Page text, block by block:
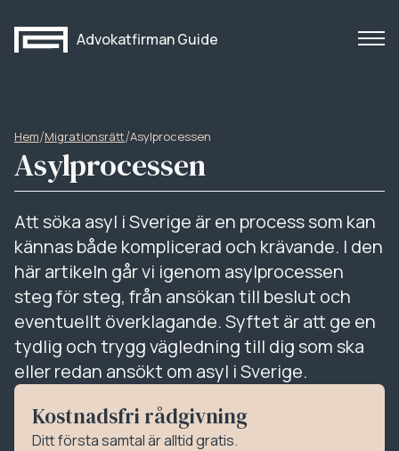
Advokatfirman Guide
Hem/Migrationsrätt/Asylprocessen
Asylprocessen
Att söka asyl i Sverige är en process som kan
kännas både komplicerad och krävande. I den
här artikeln går vi igenom asylprocessen
steg för steg, från ansökan till beslut och
eventuellt överklagande. Syftet är att ge en
tydlig och trygg vägledning till dig som ska
eller redan ansökt om asyl i Sverige.
Kostnadsfri rådgivning
Ditt första samtal är alltid gratis.